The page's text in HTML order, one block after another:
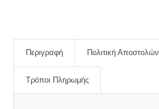
Περιγραφή Πολιτική Αποστολών
Τρόποι Πληρωμής